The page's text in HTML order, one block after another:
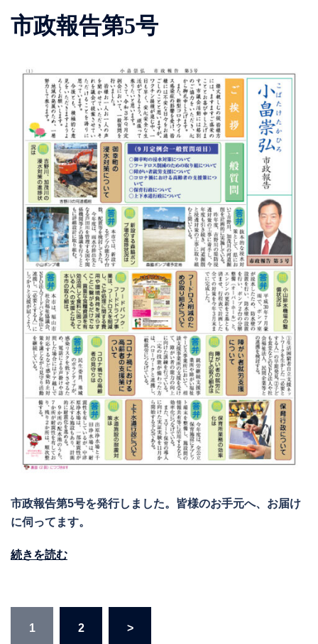
市政報告第5号
市政報告第5号を発行しました。皆様のお手元へ、お届け
に伺ってます。
続きを読む
1 2 >